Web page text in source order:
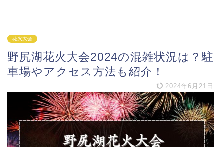
花火大会
野尻湖花火大会2024の混雑状況は？駐
車場やアクセス方法も紹介！
2024年6月21日